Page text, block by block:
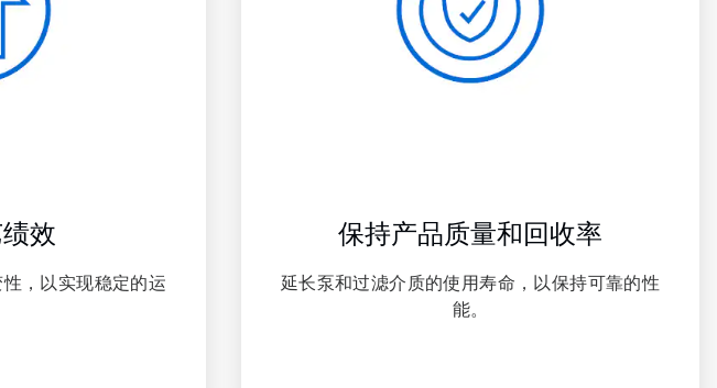
效
，以实现稳定的运
4
保持产品质量和回收率
延长泵和过滤介质的使用寿命，以保持可靠的性
能。